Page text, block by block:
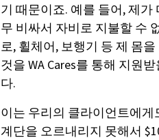
기 때문이죠. 예를 들어, 제
무 비싸서 자비로 지불할 수
로, 휠체어, 보행기 등 제 몸
것을 WA Cares를 통해 지원
다.
이는 우리의 클라이언트에
계단을 오르내리지 못해서